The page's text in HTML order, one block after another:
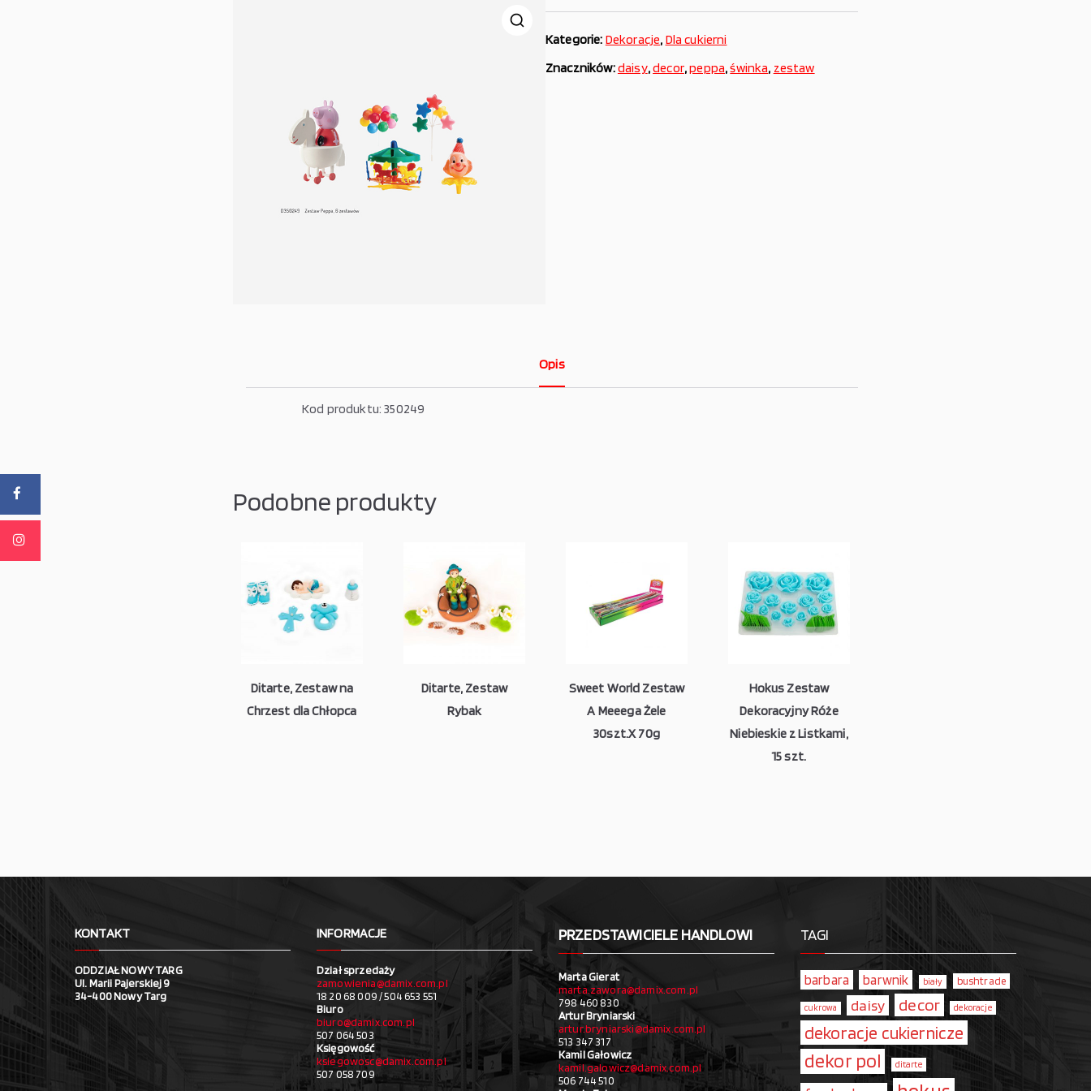
Kategorie: Dekoracje, Dla cukierni
Znaczników:daisy,decor,peppa,świnka, zestaw
Opis
Kod produktu: 350249
Podobne produkty
Ditarte, Zestaw na
Chrzest dla Chłopca
Ditarte, Zestaw
Rybak
Sweet World Zestaw
A Meeega Żele
30szt.X 70g
Hokus Zestaw
Dekoracyjny Róże
Niebieskie z Listkami,
15 szt.
KONTAKT
ODDZIAŁ NOWY TARG
Ul. Marii Pajerskiej 9
34-400 Nowy Targ
INFORMACJE
Dział sprzedaży
zamowienia@damix.com.pl
18 20 68 009 / 504 653 551
Biuro
biuro@damix.com.pl
507 064 503
Księgowość
ksiegowosc@damix.com.pl
507 058 709
PRZEDSTAWICIELE HANDLOWI
Marta Gierat
marta.zawora@damix.com.pl
798 460 830
Artur Bryniarski
artur.bryniarski@damix.com.pl
513 347 317
Kamil Gałowicz
kamil.galowicz@damix.com.pl
506 744 510
TAGI
barbara barwnik biały bushtrade
cukrowa daisy decor dekoracje
dekoracje cukiernicze
dekor pol ditarte